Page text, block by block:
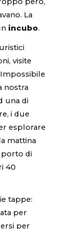
La
incubo.
visite
nostra
una di
i due
esplorare
mattina
porto di
40
tappe:
per
per